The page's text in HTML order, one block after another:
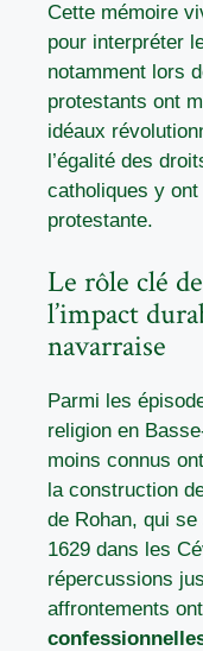
Cette mémoire
pour interpréter
notamment lors
protestants ont
idéaux
l’égalité des
catholiques y
protestante.
Le rôle clé
l’impact
navarraise
Parmi les
religion en
moins connus
la construction
de Rohan, qui
1629 dans les
répercussions
affrontements ont